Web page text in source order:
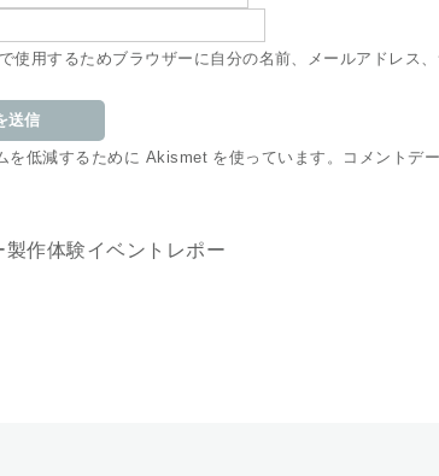
使用するためブラウザーに自分の名前、メールアドレス、
を低減するために Akismet を使っています。
コメントデ
製作体験イベントレポー